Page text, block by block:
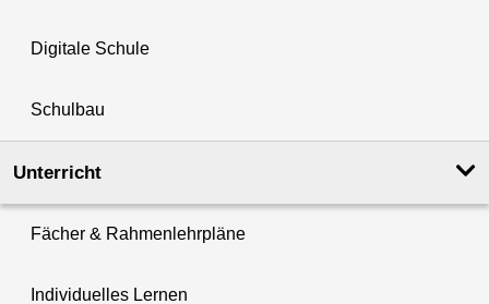
Digitale Schule
Schulbau
Unterricht
Fächer & Rahmenlehrpläne
Individuelles Lernen